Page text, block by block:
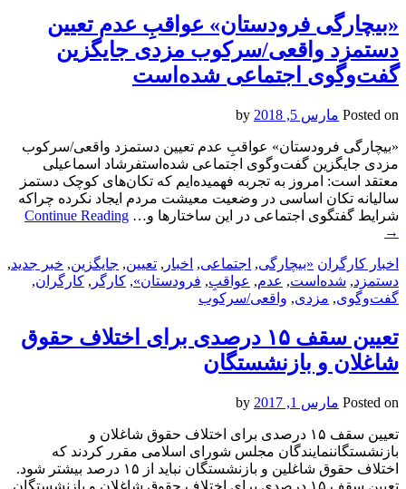
«بیچارگی فرودستان» عواقبِ عدم تعیین
دستمزد واقعی/سرکوب مزدی جایگزین
گفت‌و‌گوی اجتماعی شده‌است
Posted on مارس 5, 2018
«بیچارگی فرودستان» عواقبِ عدم تعیین دستمزد واقعی/سرکوب
مزدی جایگزین گفت‌و‌گوی اجتماعی شده‌استفرشاد اسماعیلی
معتقد است: امروز به تجربه فهمیده‌ایم که تکان‌های کوچک دستمز
سالیانه تکان اساسی در وضعیت معیشت مردم ایجاد نکرده چراکه
شرایط گفتگوی اجتماعی در این ساختارها و… Continue Reading
→
اخبار کارگران «بیچارگی, اجتماعی, اخبار , تعیین, جایگزین, خبر جدید,
دستمزد, شده‌است, عدم, عواقبِ, فرودستان», کارگر , کارگران,
گفت‌وگوی, مزدی, واقعی/سرکوب
تعیین سقف ۱۵ درصدی برای اختلاف حقوق
شاغلان و بازنشستگان
Posted on مارس 1, 2017
تعیین سقف ۱۵ درصدی برای اختلاف حقوق شاغلان و
بازنشستگاننمایندگان مجلس شورای اسلامی مقرر کردند که
اختلاف حقوق شاغلین و بازنشستگان نباید از ۱۵ درصد بیشتر شود.
تعیین سقف ۱۵ درصدی برای اختلاف حقوق شاغلان و بازنشستگان